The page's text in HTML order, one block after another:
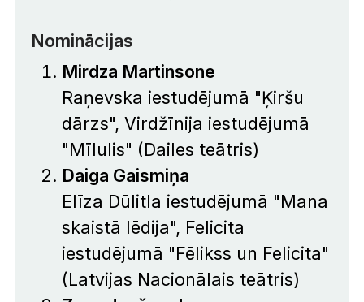
Nominācijas
Mirdza Martinsone
Raņevska iestudējumā "Ķiršu
dārzs", Virdžīnija iestudējumā
"Mīlulis" (Dailes teātris)
Daiga Gaismiņa
Elīza Dūlitla iestudējumā "Mana
skaistā lēdija", Felicita
iestudējumā "Fēlikss un Felicita"
(Latvijas Nacionālais teātris)